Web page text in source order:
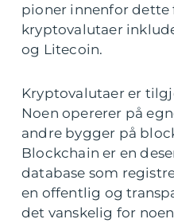
pioner innenfor
kryptovalutaer
og Litecoin.
Kryptovalutaer er
Noen opererer på
andre bygger på
Blockchain er en
database som
en offentlig og
det vanskelig for